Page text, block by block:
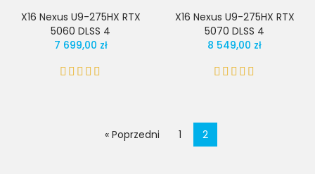
X16 Nexus U9-275HX RTX
5060 DLSS 4
7 699,00 zł
X16 Nexus U9-275HX RTX
5070 DLSS 4
8 549,00 zł
« Poprzedni 1 2